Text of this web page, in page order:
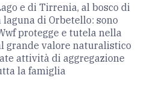
e di Tirrenia, al bosco di
di Orbetello: sono
protegge e tutela nella
grande valore naturalistico
attività di aggregazione
la famiglia